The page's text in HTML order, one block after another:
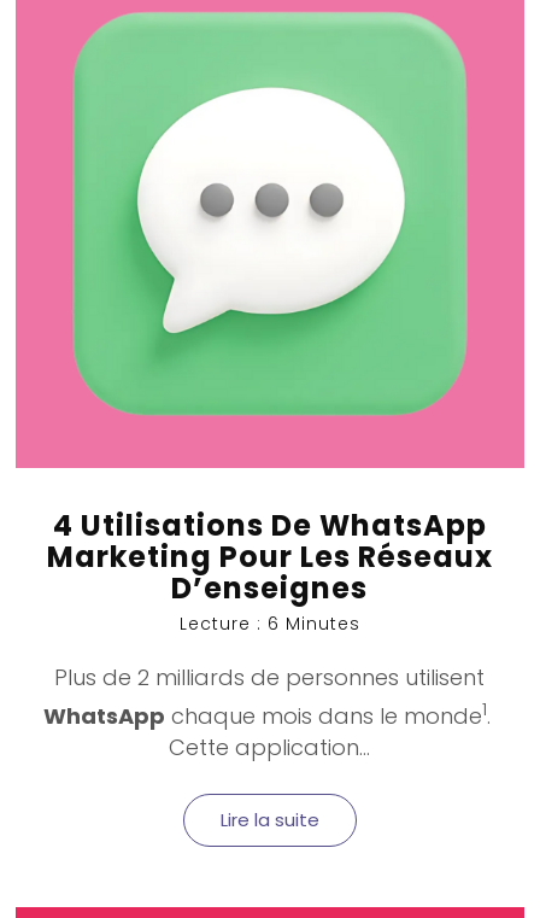
4 Utilisations De WhatsApp
Marketing Pour Les Réseaux
D’enseignes
Lecture : 6 Minutes
Plus de 2 milliards de personnes utilisent
WhatsApp chaque mois dans le monde1.
Cette application...
Lire la suite